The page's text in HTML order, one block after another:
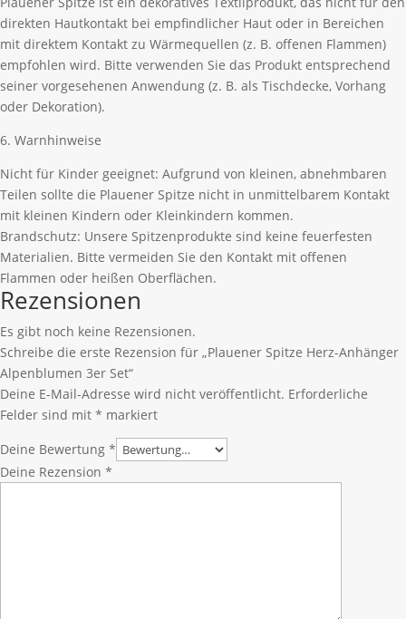
direkten Hautkontakt bei empfindlicher Haut oder in Bereichen
mit direktem Kontakt zu Wärmequellen (z. B. offenen Flammen)
empfohlen wird. Bitte verwenden Sie das Produkt entsprechend
seiner vorgesehenen Anwendung (z. B. als Tischdecke, Vorhang
oder Dekoration).
6. Warnhinweise
Nicht für Kinder geeignet: Aufgrund von kleinen, abnehmbaren
Teilen sollte die Plauener Spitze nicht in unmittelbarem Kontakt
mit kleinen Kindern oder Kleinkindern kommen.
Brandschutz: Unsere Spitzenprodukte sind keine feuerfesten
Materialien. Bitte vermeiden Sie den Kontakt mit offenen
Flammen oder heißen Oberflächen.
Rezensionen
Es gibt noch keine Rezensionen.
Schreibe die erste Rezension für „Plauener Spitze Herz-Anhänger
Alpenblumen 3er Set“
Deine E-Mail-Adresse wird nicht veröffentlicht. Erforderliche
Felder sind mit * markiert
Deine Bewertung *
Deine Rezension *